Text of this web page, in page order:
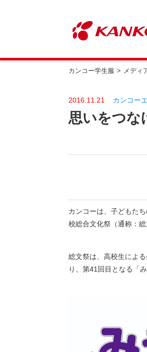
カンコー学生服 メディ
2016.11.21 カンコー
思いをつな
カンコーは、子どもた
校総合文化祭（通称：
総文祭は、高校生によ
り、第41回目となる「